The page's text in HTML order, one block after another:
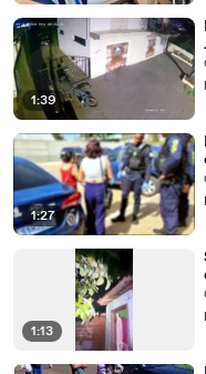
1:39
1:27
1:13